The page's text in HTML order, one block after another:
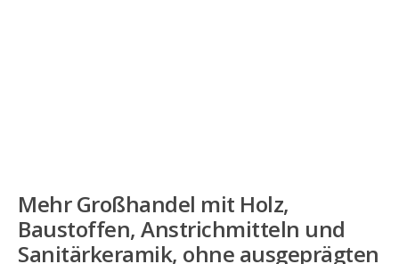
MehrGroßhandel mit Holz,
Baustoffen, Anstrichmitteln und
Sanitärkeramik, ohne ausgeprägten